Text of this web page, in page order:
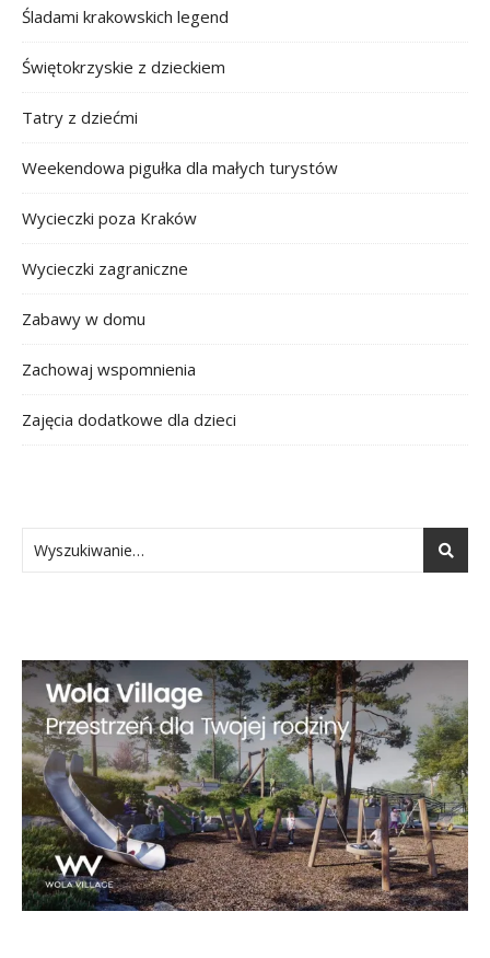
Śladami krakowskich legend
Świętokrzyskie z dzieckiem
Tatry z dziećmi
Weekendowa pigułka dla małych turystów
Wycieczki poza Kraków
Wycieczki zagraniczne
Zabawy w domu
Zachowaj wspomnienia
Zajęcia dodatkowe dla dzieci